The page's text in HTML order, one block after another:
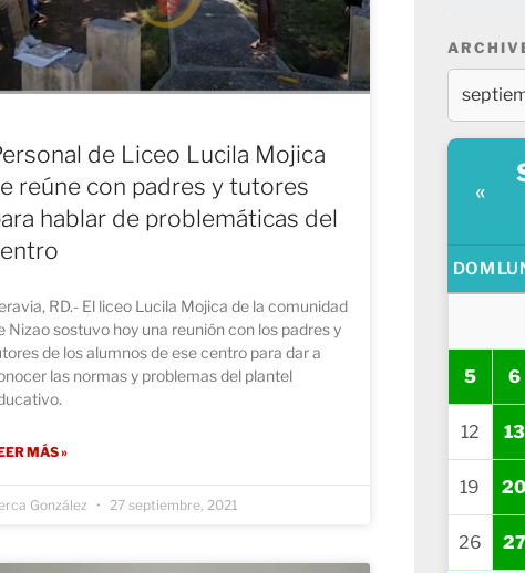
de Liceo Lucila Mojica
reúne con padres y tutores
hablar de problemáticas del
RD.- El liceo Lucila Mojica de la comunidad
Nizao sostuvo hoy una reunión con los padres y
de los alumnos de ese centro para dar a
las normas y problemas del plantel
MÁS »
González 27 septiembre, 2021
«
DOM
5 6
12 13
19 20
26 27